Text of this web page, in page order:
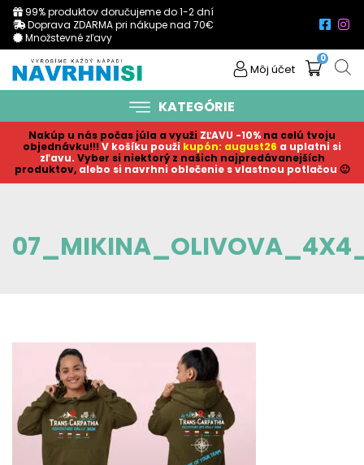
99% produktov doručujeme do 1-2 dní
Doprava ZDARMA pri nákupe nad 70€
Množstevné zľavy
Môj účet
0
KATEGÓRIE
Nakúp u nás počas júla a využi ZĽAVU -10% na celú tvoju
objednávku!!! V košíku použi kupón: august26 a uplatni si
zľavu. Vyber si niektorý z našich najpredávanejších
produktov, alebo si navrhni oblečenie s vlastnou potlačou 🙂